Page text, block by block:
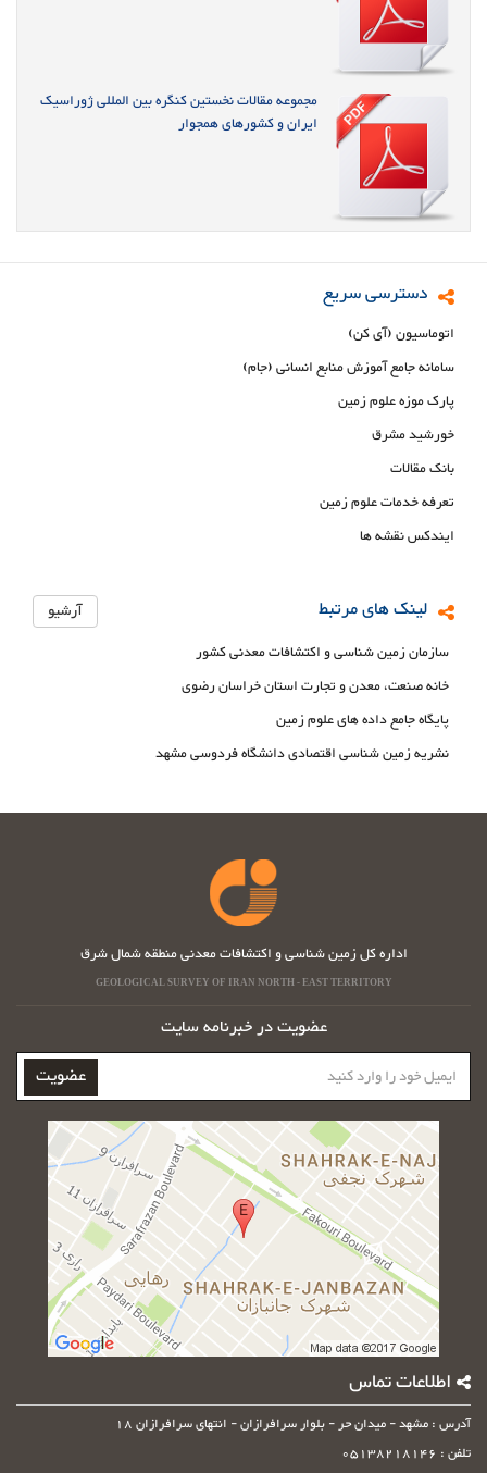
مجموعه مقالات نخستین کنگره بین المللی ژوراسیک
ایران و کشورهای همجوار
دسترسی سریع
اتوماسیون (آی کن)
سامانه جامع آموزش منابع انسانی (جام)
پارک موزه علوم زمین
خورشید مشرق
بانک مقالات
تعرفه خدمات علوم زمین
ایندکس نقشه ها
لینک های مرتبط آرشیو
سازمان زمین شناسی و اکتشافات معدنی کشور
خانه صنعت، معدن و تجارت استان خراسان رضوی
پایگاه جامع داده های علوم زمین
نشریه زمین شناسی اقتصادی دانشگاه فردوسی مشهد
اطلاعات تماس
آدرس : مشهد - میدان حر - بلوار سرافرازان - انتهای سرافرازان 18
تلفن : 05138218146
اداره کل زمین شناسی و اکتشافات معدنی منطقه شمال شرق
GEOLOGICAL SURVEY OF IRAN NORTH - EAST TERRITORY
عضویت در خبرنامه سایت
ایمیل
خود
را
عضویت